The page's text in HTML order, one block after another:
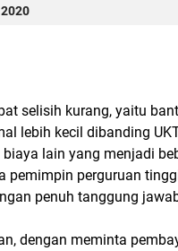
selisih kurang, yaitu
lebih kecil dibanding
lain yang menjadi
pemimpin perguruan
penuh tanggung
dengan meminta